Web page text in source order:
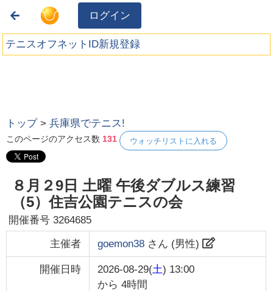
ログイン
テニスオフネットID新規登録
トップ >兵庫県でテニス!
このページのアクセス数 131 ウォッチリストに入れる
８月２9日 土曜 午後ダブルス練習
（5）住吉公園テニスの会
開催番号3264685
主催者 goemon38さん (男性)
開催日時 2026-08-29(土) 13:00
から 4時間